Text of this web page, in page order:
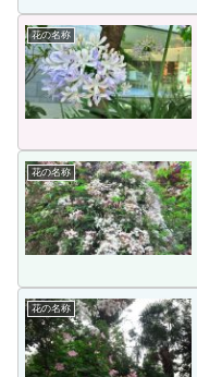
花の名称
花の名称
花の名称